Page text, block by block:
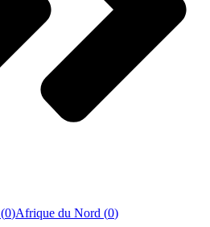
(0)Afrique du Nord (0)